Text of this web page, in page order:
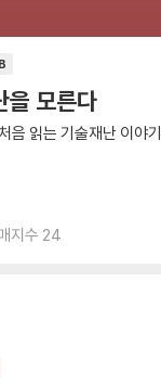
을 모른다
음 읽는 기술재난 이야기
지수 24